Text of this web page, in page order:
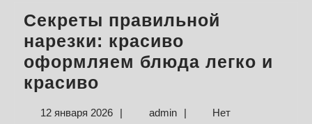
Секреты правильной
нарезки: красиво
оформляем блюда легко и
красиво
12 января 202612| adminadmin
|
Нет